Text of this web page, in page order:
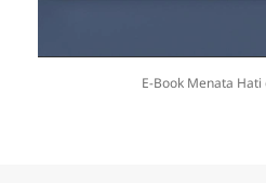
E-Book Menata Hati